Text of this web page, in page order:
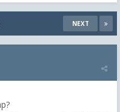
NEXT